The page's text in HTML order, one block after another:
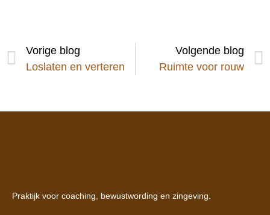
Vorige blog
Loslaten en verteren
Volgende blog
Ruimte voor rouw
Praktijk voor coaching, bewustwording en zingeving.